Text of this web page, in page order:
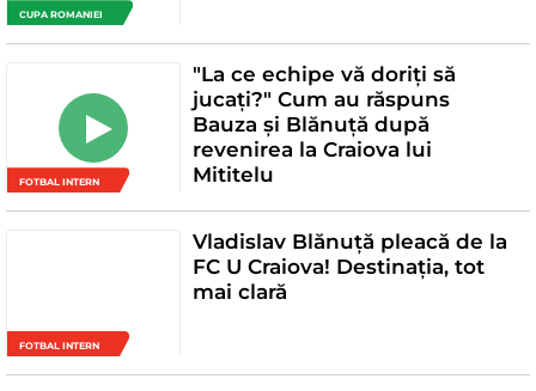
CUPA ROMANIEI
FOTBAL INTERN
"La ce echipe vă doriți să
jucați?" Cum au răspuns
Bauza și Blănuță după
revenirea la Craiova lui
Mititelu
FOTBAL INTERN
Vladislav Blănuță pleacă de la
FC U Craiova! Destinația, tot
mai clară